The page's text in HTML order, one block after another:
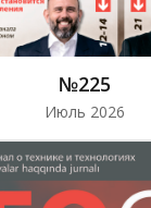
№225
Июль 2026